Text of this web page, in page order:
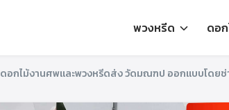
พวงหรีด ดอ
ดอกไม้งานศพและพวงหรีดส่ง วัดมณฑป ออกแบบโดย